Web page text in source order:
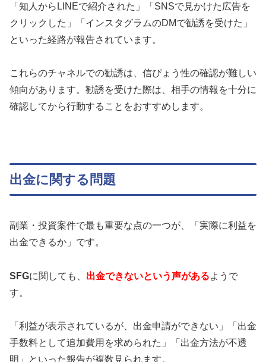
「知人からLINEで紹介された」「SNSで見かけた広告を
クリックした」「インスタグラムのDMで勧誘を受けた」
といった経路が報告されています。
これらのチャネルでの勧誘は、信ぴょう性の確認が難しい
傾向があります。勧誘を受けた際は、相手の情報を十分に
確認してから行動することをおすすめします。
出金に関する問題
副業・投資案件で最も重要な点の一つが、「実際に利益を
出金できるか」です。
SFGに関しても、 出金できないという声があるようで
す。
「利益が表示されているが、出金申請ができない」「出金
手数料として追加費用を求められた」「出金方法が不透
明」といった報告が複数見られます。